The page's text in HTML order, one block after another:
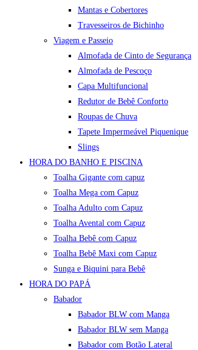
Mantas e Cobertores
Travesseiros de Bichinho
Viagem e Passeio
Almofada de Cinto de Segurança
Almofada de Pescoço
Capa Multifuncional
Redutor de Bebê Conforto
Roupas de Chuva
Tapete Impermeável Piquenique
Slings
HORA DO BANHO E PISCINA
Toalha Gigante com capuz
Toalha Mega com Capuz
Toalha Adulto com Capuz
Toalha Avental com Capuz
Toalha Bebê com Capuz
Toalha Bebê Maxi com Capuz
Sunga e Biquini para Bebê
HORA DO PAPÁ
Babador
Babador BLW com Manga
Babador BLW sem Manga
Babador com Botão Lateral